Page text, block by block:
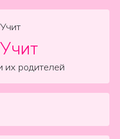
их родителей